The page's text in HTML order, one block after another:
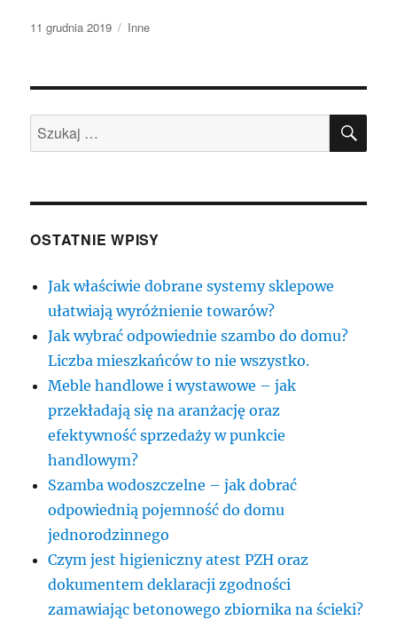
Data
11 grudnia 2019 Kategorie
Inne
Szukaj:
OSTATNIE WPISY
Jak właściwie dobrane systemy sklepowe
ułatwiają wyróżnienie towarów?
Jak wybrać odpowiednie szambo do domu?
Liczba mieszkańców to nie wszystko.
Meble handlowe i wystawowe – jak
przekładają się na aranżację oraz
efektywność sprzedaży w punkcie
handlowym?
Szamba wodoszczelne – jak dobrać
odpowiednią pojemność do domu
jednorodzinnego
Czym jest higieniczny atest PZH oraz
dokumentem deklaracji zgodności
zamawiając betonowego zbiornika na ścieki?